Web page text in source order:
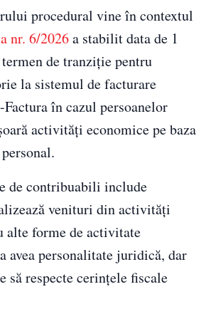
procedural vine în contextul
nr. 6/2026a stabilit data de 1
de tranziție pentru
la sistemul de facturare
în cazul persoanelor
activități economice pe baza
de contribuabili include
venituri din activități
alte forme de activitate
avea personalitate juridică, dar
să respecte cerințele fiscale